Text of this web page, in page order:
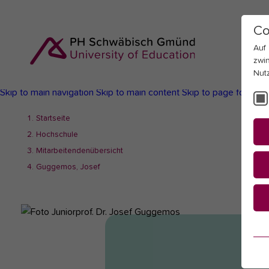
Skip to main navigation Skip to main content Skip to page footer
here:
Startseite
Hochschule
Mitarbeitendenübersicht
Guggemos, Josef
Auf